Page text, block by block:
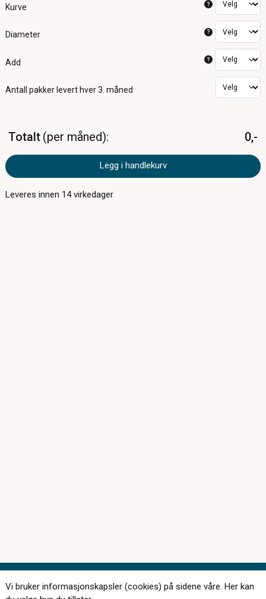
Kurve ?
Diameter ?
Add ?
Antall pakker levert hver 3. måned
Totalt per måned 0,-
Legg i handlekurv
Leveres innen 14virkedager
Vi bruker informasjonskapsler (cookies) på sidene våre. Her kan